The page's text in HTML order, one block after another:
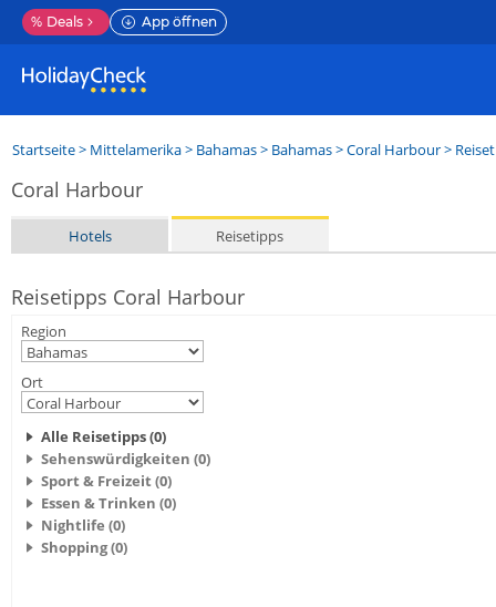
% Deals App öffnen
Startseite> Mittelamerika> Bahamas> Bahamas>Coral Harbour>
Coral Harbour
Hotels Reisetipps
Reisetipps Coral Harbour
Region
Ort
Alle Reisetipps (0)
Sehenswürdigkeiten (0)
Sport & Freizeit (0)
Essen & Trinken (0)
Nightlife (0)
Shopping (0)